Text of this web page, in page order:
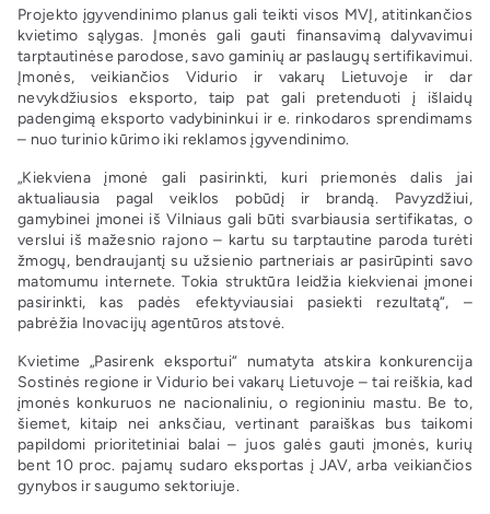
Projekto įgyvendinimo planus gali teikti visos MVĮ, atitinkančios
kvietimo sąlygas. Įmonės gali gauti finansavimą dalyvavimui
tarptautinėse parodose, savo gaminių ar paslaugų sertifikavimui.
Įmonės, veikiančios Vidurio ir vakarų Lietuvoje ir dar
nevykdžiusios eksporto, taip pat gali pretenduoti į išlaidų
padengimą eksporto vadybininkui ir e. rinkodaros sprendimams
– nuo turinio kūrimo iki reklamos įgyvendinimo.
„Kiekviena įmonė gali pasirinkti, kuri priemonės dalis jai
aktualiausia pagal veiklos pobūdį ir brandą. Pavyzdžiui,
gamybinei įmonei iš Vilniaus gali būti svarbiausia sertifikatas, o
verslui iš mažesnio rajono – kartu su tarptautine paroda turėti
žmogų, bendraujantį su užsienio partneriais ar pasirūpinti savo
matomumu internete. Tokia struktūra leidžia kiekvienai įmonei
pasirinkti, kas padės efektyviausiai pasiekti rezultatą“, –
pabrėžia Inovacijų agentūros atstovė.
Kvietime „Pasirenk eksportui“ numatyta atskira konkurencija
Sostinės regione ir Vidurio bei vakarų Lietuvoje – tai reiškia, kad
įmonės konkuruos ne nacionaliniu, o regioniniu mastu. Be to,
šiemet, kitaip nei anksčiau, vertinant paraiškas bus taikomi
papildomi prioritetiniai balai – juos galės gauti įmonės, kurių
bent 10 proc. pajamų sudaro eksportas į JAV, arba veikiančios
gynybos ir saugumo sektoriuje.